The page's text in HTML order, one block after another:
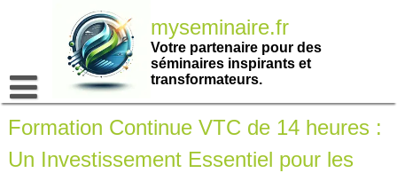
myseminaire.fr
Votre partenaire pour des
séminaires inspirants et
transformateurs.
Formation Continue VTC de 14 heures :
Un Investissement Essentiel pour les